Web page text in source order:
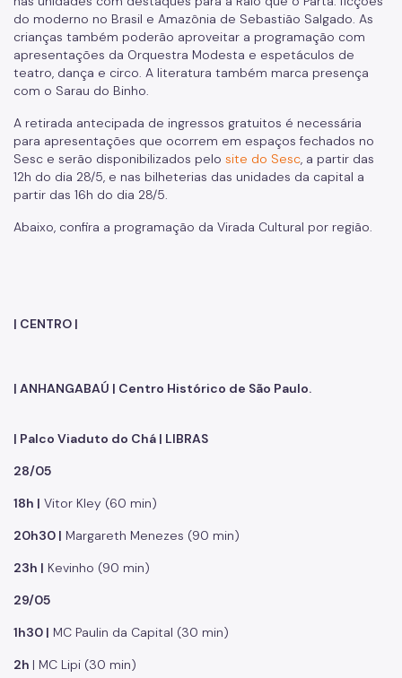
do moderno no Brasil e Amazônia de Sebastião Salgado. As
crianças também poderão aproveitar a programação com
apresentações da Orquestra Modesta e espetáculos de
teatro, dança e circo. A literatura também marca presença
com o Sarau do Binho.
A retirada antecipada de ingressos gratuitos é necessária
para apresentações que ocorrem em espaços fechados no
Sesc e serão disponibilizados pelo site do Sesc, a partir das
12h do dia 28/5, e nas bilheterias das unidades da capital a
partir das 16h do dia 28/5.
Abaixo, confira a programação da Virada Cultural por região.
| CENTRO |
| ANHANGABAÚ | Centro Histórico de São Paulo.
| Palco Viaduto do Chá | LIBRAS
28/05
18h | Vitor Kley (60 min)
20h30 | Margareth Menezes (90 min)
23h | Kevinho (90 min)
29/05
1h30 | MC Paulin da Capital (30 min)
2h | MC Lipi (30 min)